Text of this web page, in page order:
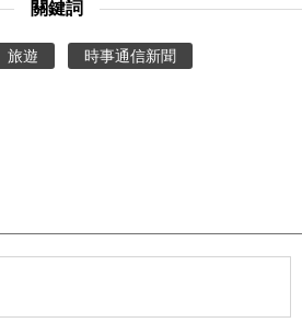
關鍵詞
旅遊 時事通信新聞